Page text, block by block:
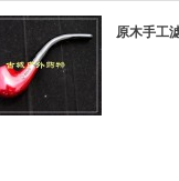
原木手工